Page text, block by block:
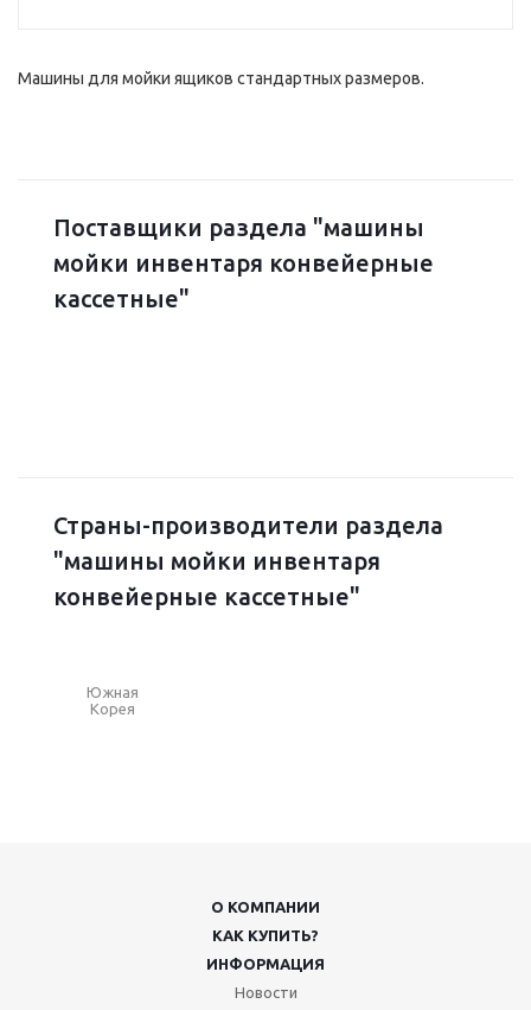
Машины для мойки ящиков стандартных размеров.
Поставщики раздела "машины
мойки инвентаря конвейерные
кассетные"
Страны-производители раздела
"машины мойки инвентаря
конвейерные кассетные"
Южная
Корея
О КОМПАНИИ
КАК КУПИТЬ?
ИНФОРМАЦИЯ
Новости